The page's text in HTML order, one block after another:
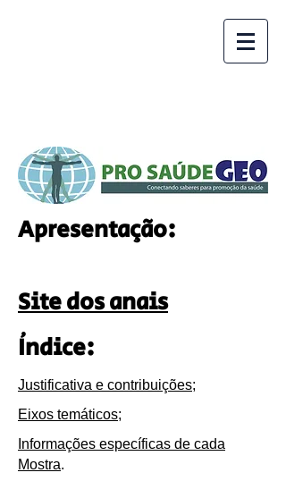
Apresentação:
Site dos anais
Índice:
Justificativa e contribuições;
Eixos temáticos;
Informações específicas de cada
Mostra.